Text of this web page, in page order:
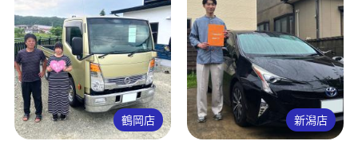
鶴岡店 新潟店